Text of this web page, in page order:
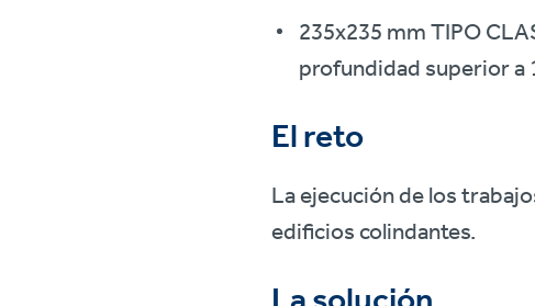
235x235 mm TIPO
profundidad superior a
El reto
La ejecución de los
edificios colindantes.